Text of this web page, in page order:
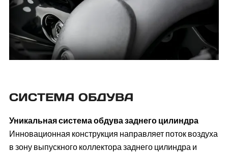
СИСТЕМА ОБДУВА
Уникальная система обдува заднего цилиндра
Инновационная конструкция направляет поток воздуха
в зону выпускного коллектора заднего цилиндра и